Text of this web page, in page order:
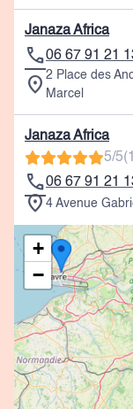
Janaza Africa
06 67 91 21
2 Place des
Marcel
Janaza Africa
5/5
06 67 91 21
4 Avenue
+
−